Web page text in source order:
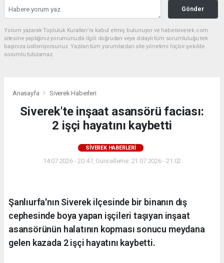
Gönder
Yorum yazarak Topluluk Kuralları’nı kabul etmiş bulunuyor ve habersiverek.com
sitesine yaptığınız yorumunuzla ilgili doğrudan veya dolaylı tüm sorumluluğu tek
başınıza üstleniyorsunuz. Yazılan tüm yorumlardan site yönetimi hiçbir şekilde
sorumlu tutulamaz.
Anasayfa Siverek Haberleri
Siverek'te inşaat asansörü faciası:
2 işçi hayatını kaybetti
SIVEREK HABERLERI
14.07.2026 - 20:47, Güncelleme: 21.07.2026 - 21:02
Şanlıurfa'nın Siverek ilçesinde bir binanın dış
cephesinde boya yapan işçileri taşıyan inşaat
asansörünün halatının kopması sonucu meydana
gelen kazada 2 işçi hayatını kaybetti.